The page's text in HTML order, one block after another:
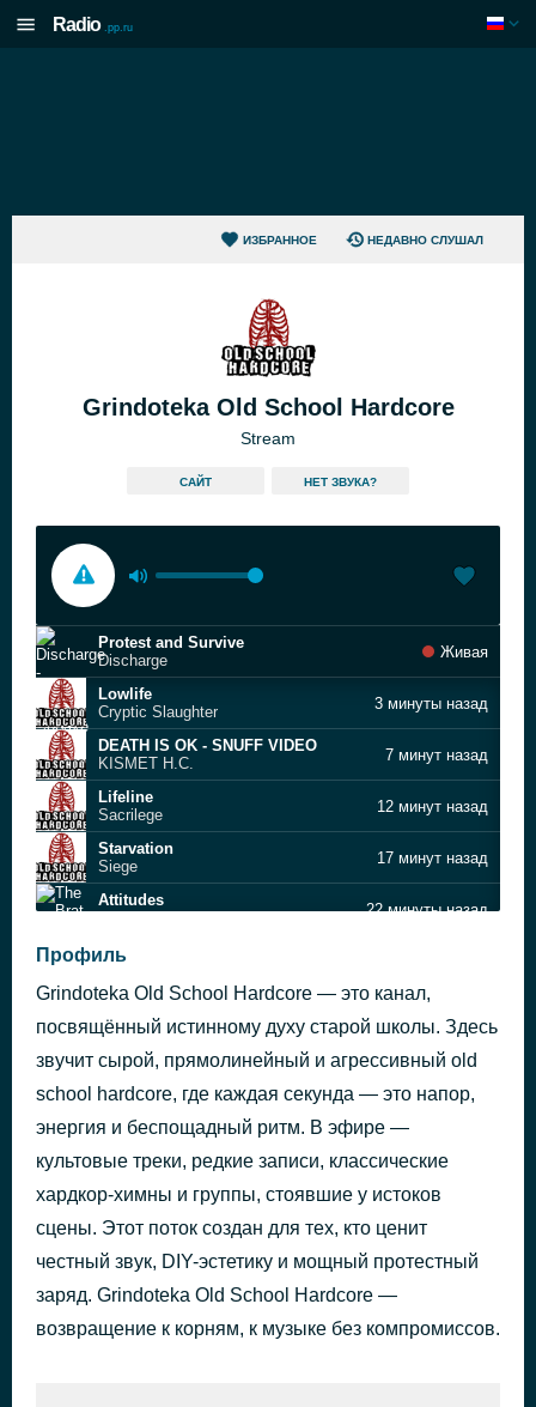
Radio .pp.ru
ИЗБРАННОЕ НЕДАВНО СЛУШАЛ
Grindoteka Old School Hardcore
Stream
САЙТ HЕТ ЗВУКА?
Protest and Survive
Discharge
Живая
Lowlife
Cryptic Slaughter
3 минуты назад
DEATH IS OK - SNUFF VIDEO
KISMET H.C.
7 минут назад
Lifeline
Sacrilege
12 минут назад
Starvation
Siege
17 минут назад
Attitudes
22 минуты назад
Mickey Mouse Is Dead
Nightmare in Redlight
Zionide
Nobodys Driving
Amebix
37 минут назад
Unity
Electro Hippies
Профиль
Grindoteka Old School Hardcore — это канал,
посвящённый истинному духу старой школы. Здесь
звучит сырой, прямолинейный и агрессивный old
school hardcore, где каждая секунда — это напор,
энергия и беспощадный ритм. В эфире —
культовые треки, редкие записи, классические
хардкор-химны и группы, стоявшие у истоков
сцены. Этот поток создан для тех, кто ценит
честный звук, DIY-эстетику и мощный протестный
заряд. Grindoteka Old School Hardcore —
возвращение к корням, к музыке без компромиссов.